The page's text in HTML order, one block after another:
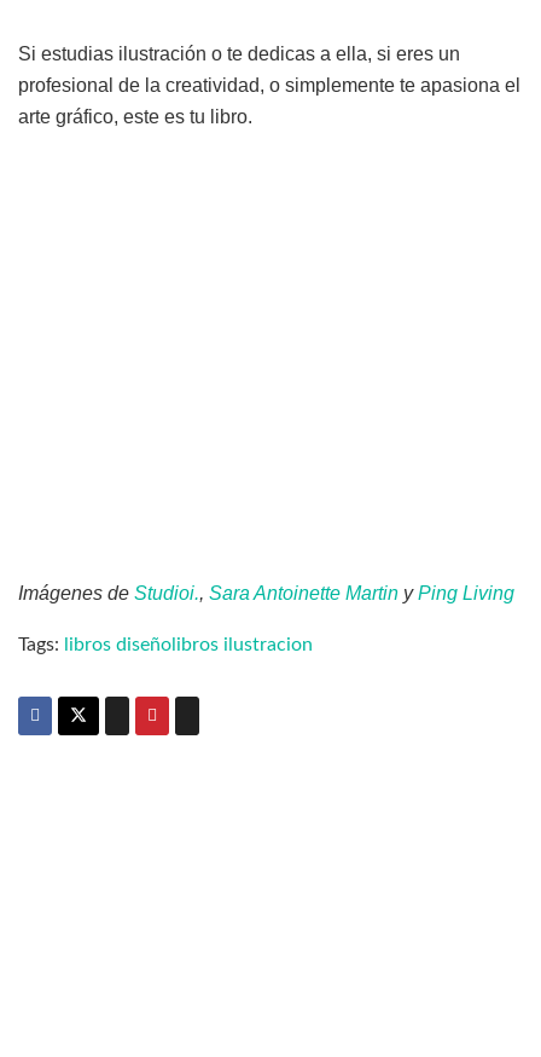
Si estudias ilustración o te dedicas a ella, si eres un
profesional de la creatividad, o simplemente te apasiona el
arte gráfico, este es tu libro.
Imágenes de Studioi., Sara Antoinette Martin yPing Living
Tags: libros diseño libros ilustracion